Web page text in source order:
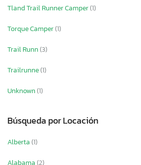
Tland Trail Runner Camper(1)
Torque Camper(1)
Trail Runn(3)
Trailrunne(1)
Unknown(1)
Búsqueda por Locación
Alberta(1)